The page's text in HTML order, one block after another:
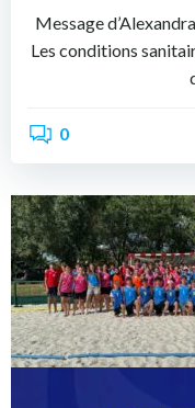
Message
Les conditions
0